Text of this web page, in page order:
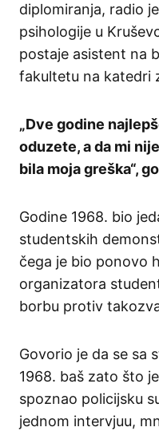
diplomiranja, radio
psihologije u
postaje asistent na
fakultetu na katedri
„Dve godine
oduzete, a da mi
bila moja greška“,
Godine 1968. bio
studentskih
čega je bio ponovo
organizatora
borbu protiv
Govorio je da se sa
1968. baš zato što
spoznao policijsku
jednom intervjuu,